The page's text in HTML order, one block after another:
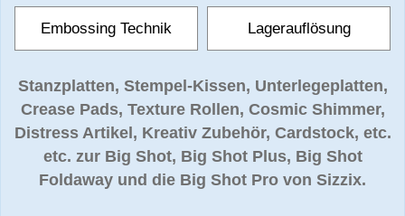
Embossing Technik Lagerauflösung
Stanzplatten, Stempel-Kissen, Unterlegeplatten,
Crease Pads, Texture Rollen, Cosmic Shimmer,
Distress Artikel, Kreativ Zubehör, Cardstock, etc.
etc. zur Big Shot, Big Shot Plus, Big Shot
Foldaway und die Big Shot Pro von Sizzix.